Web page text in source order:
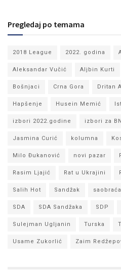
Pregledaj po temama
2018 League 2022. godina
Aleksandar Vučić Aljbin Kurti
Bošnjaci Crna Gora Dritan
Hapšenje Husein Memić
izbori 2022.godine izbori za
Jasmina Curić kolumna
Milo Đukanović novi pazar
Rasim Ljajić Rat u Ukrajini
Salih Hot Sandžak
SDA SDA Sandžaka SDP
Sulejman Ugljanin Turska
Usame Zukorlić Zaim